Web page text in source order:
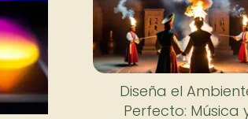
Diseña el
Perfecto: Música